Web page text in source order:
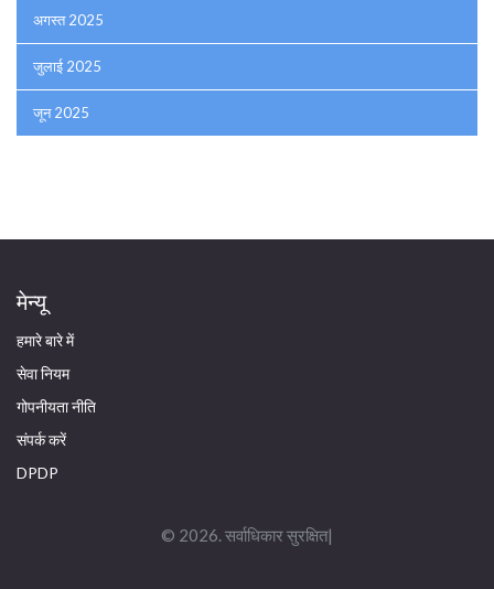
अगस्त 2025
जुलाई 2025
जून 2025
मेन्यू
हमारे बारे में
सेवा नियम
गोपनीयता नीति
संपर्क करें
DPDP
© 2026. सर्वाधिकार सुरक्षित|